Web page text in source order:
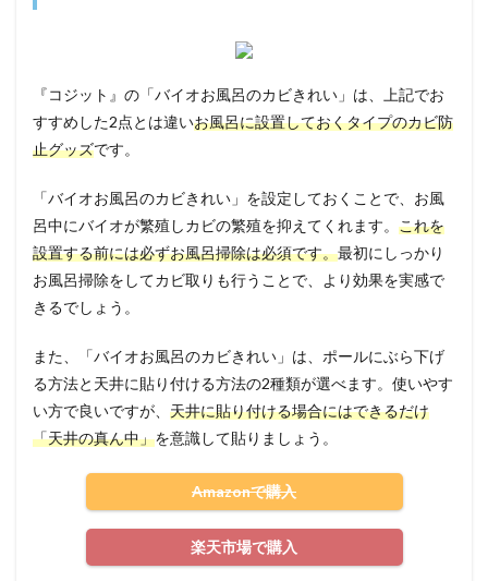
『コジット』の「バイオお風呂のカビきれい」は、上記でお
すすめした2点とは違いお風呂に設置しておくタイプのカビ防
止グッズです。
「バイオお風呂のカビきれい」を設定しておくことで、お風
呂中にバイオが繁殖しカビの繁殖を抑えてくれます。 これを
設置する前には必ずお風呂掃除は必須です。最初にしっかり
お風呂掃除をしてカビ取りも行うことで、より効果を実感で
きるでしょう。
また、「バイオお風呂のカビきれい」は、ポールにぶら下げ
る方法と天井に貼り付ける方法の2種類が選べます。使いやす
い方で良いですが、 天井に貼り付ける場合にはできるだけ
「天井の真ん中」を意識して貼りましょう。
Amazonで購入
楽天市場で購入